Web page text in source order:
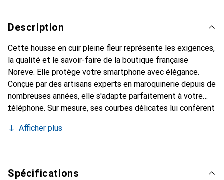
Description
Cette housse en cuir pleine fleur représente les exigences,
la qualité et le savoir-faire de la boutique française
Noreve. Elle protège votre smartphone avec élégance.
Conçue par des artisans experts en maroquinerie depuis de
nombreuses années, elle s'adapte parfaitement à votre
téléphone. Sur mesure, ses courbes délicates lui confèrent
et indispensable pour votre smartphone. Reconnu
marque Noreve est un choix sûr pour une clientèle
exigeante.
Afficher plus
Spécifications